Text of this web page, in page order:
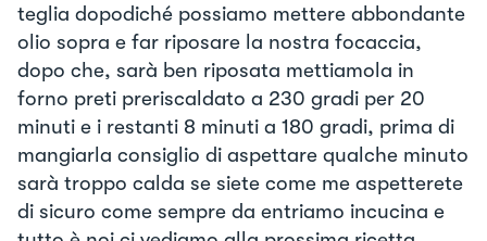
teglia dopodiché possiamo mettere abbondante
olio sopra e far riposare la nostra focaccia,
dopo che, sarà ben riposata mettiamola in
forno preti preriscaldato a 230 gradi per 20
minuti e i restanti 8 minuti a 180 gradi, prima di
mangiarla consiglio di aspettare qualche minuto
sarà troppo calda se siete come me aspetterete
di sicuro come sempre da entriamo incucina e